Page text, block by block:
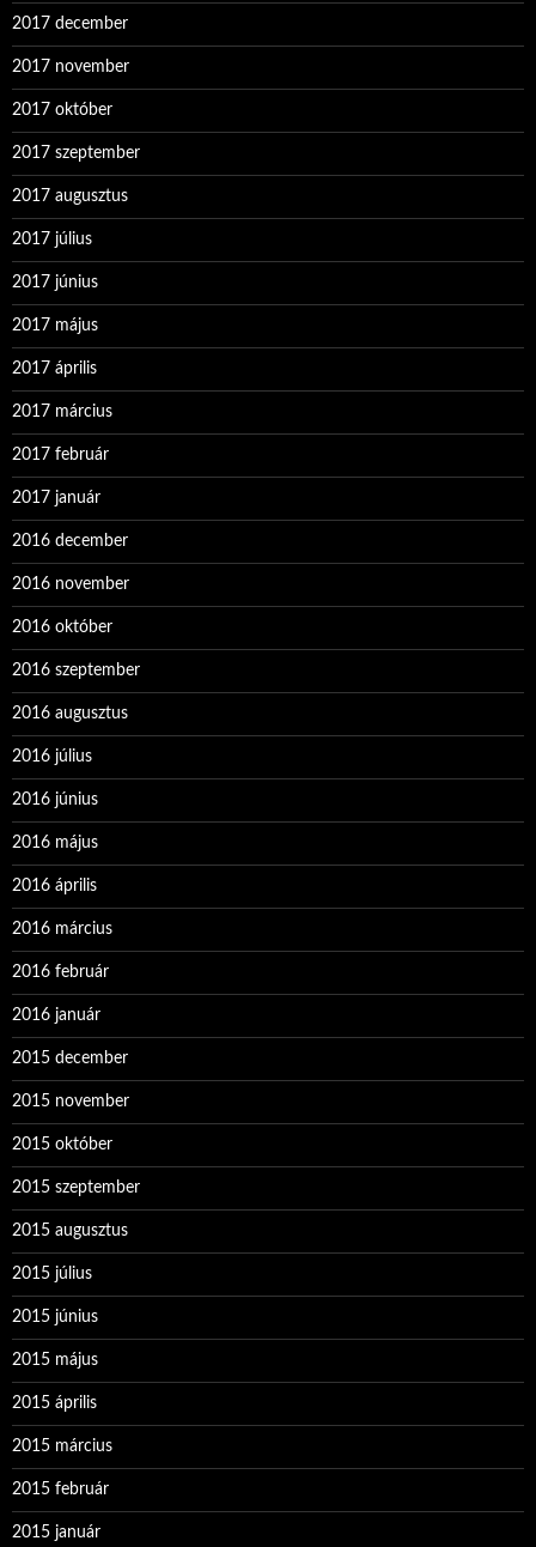
2017 december
2017 november
2017 október
2017 szeptember
2017 augusztus
2017 július
2017 június
2017 május
2017 április
2017 március
2017 február
2017 január
2016 december
2016 november
2016 október
2016 szeptember
2016 augusztus
2016 július
2016 június
2016 május
2016 április
2016 március
2016 február
2016 január
2015 december
2015 november
2015 október
2015 szeptember
2015 augusztus
2015 július
2015 június
2015 május
2015 április
2015 március
2015 február
2015 január